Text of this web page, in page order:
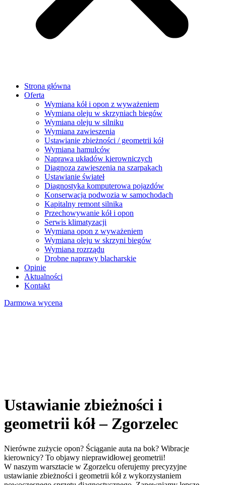
Strona główna
Oferta
Wymiana kół i opon z wyważeniem
Wymiana oleju w skrzyniach biegów
Wymiana oleju w silniku
Wymiana zawieszenia
Ustawianie zbieżności / geometrii kół
Wymiana hamulców
Naprawa układów kierowniczych
Diagnoza zawieszenia na szarpakach
Ustawianie świateł
Diagnostyka komputerowa pojazdów
Konserwacja podwozia w samochodach
Kapitalny remont silnika
Przechowywanie kół i opon
Serwis klimatyzacji
Wymiana opon z wyważeniem
Wymiana oleju w skrzyni biegów
Wymiana rozrządu
Drobne naprawy blacharskie
Opinie
Aktualności
Kontakt
Darmowa wycena
Ustawianie zbieżności i
geometrii kół – Zgorzelec
Nierówne zużycie opon? Ściąganie auta na bok? Wibracje
kierownicy? To objawy nieprawidłowej geometrii!
W naszym warsztacie w Zgorzelcu oferujemy precyzyjne
ustawianie zbieżności i geometrii kół z wykorzystaniem